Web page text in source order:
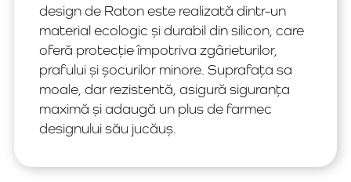
design de Raton este realizată dintr-un
material ecologic și durabil din silicon, care
oferă protecție împotriva zgârieturilor,
prafului și șocurilor minore. Suprafața sa
moale, dar rezistentă, asigură siguranța
maximă și adaugă un plus de farmec
designului său jucăuș.